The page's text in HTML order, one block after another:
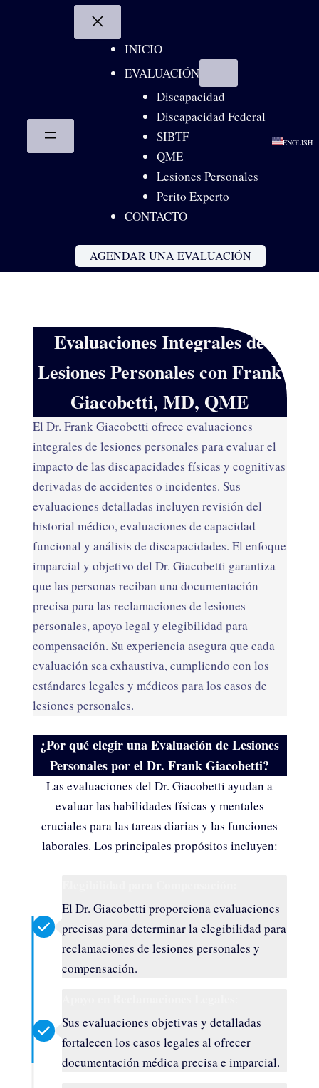
INICIO
EVALUACIÓN
Discapacidad
Discapacidad Federal
SIBTF
QME
Lesiones Personales
Perito Experto
CONTACTO
AGENDAR UNA EVALUACIÓN
ENGLISH
Evaluaciones Integrales de
Lesiones Personales con Frank
Giacobetti, MD, QME
El Dr. Frank Giacobetti ofrece evaluaciones
integrales de lesiones personales para evaluar el
impacto de las discapacidades físicas y cognitivas
derivadas de accidentes o incidentes. Sus
evaluaciones detalladas incluyen revisión del
historial médico, evaluaciones de capacidad
funcional y análisis de discapacidades. El enfoque
imparcial y objetivo del Dr. Giacobetti garantiza
que las personas reciban una documentación
precisa para las reclamaciones de lesiones
personales, apoyo legal y elegibilidad para
compensación. Su experiencia asegura que cada
evaluación sea exhaustiva, cumpliendo con los
estándares legales y médicos para los casos de
lesiones personales.
¿Por qué elegir una Evaluación de Lesiones
Personales por el Dr. Frank Giacobetti?
Las evaluaciones del Dr. Giacobetti ayudan a
evaluar las habilidades físicas y mentales
cruciales para las tareas diarias y las funciones
laborales. Los principales propósitos incluyen:
El Dr. Giacobetti proporciona evaluaciones
precisas para determinar la elegibilidad para
reclamaciones de lesiones personales y
compensación.
Sus evaluaciones objetivas y detalladas
fortalecen los casos legales al ofrecer
documentación médica precisa e imparcial.